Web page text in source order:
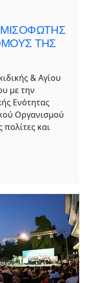
ΤΗΣ
& Αγίου
με την
Ενότητας
Οργανισμού
και